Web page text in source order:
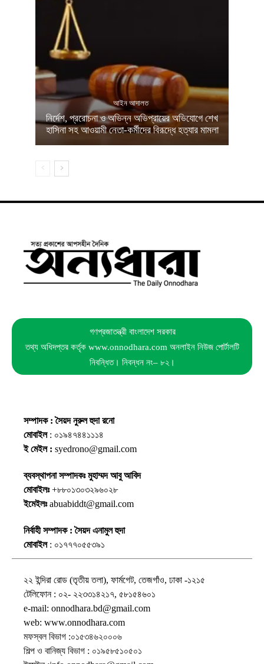
আইন আদালত
নির্দেশ, প্ররোচনা ও অভিন্ন অভিপ্রায়ের অভিযোগে শেখ
হাসিনা সহ আওয়ামী নেতা-কর্মীদের বিরূদ্ধে হত্যার মামলা
গণপ্রজাতন্ত্রী বাংলাদেশ সরকার
তথ্য অধিদপ্তর কর্তৃক www.onnodhara.com অনলাইন নিউজ পোর্টালটি
নিবন্ধিত। নিবন্ধন নং– ৮২।
সম্পাদক : সৈয়দ নুরুল হুদা রনো
মোবাইল: ০১৯৪৭৪৪১১১৪
ই মেইল : syedrono@gmail.com
ব্যবস্থাপনা সম্পাদকঃ মুহাম্মদ আবু আবিদ
মোবাইলঃ+৮৮০১৩০৩২৯৬০২৮
ইমেইলঃabuabiddt@gmail.com
নির্বাহী সম্পাদক : সৈয়দ এনামুল হুদা
মোবাইল: ০১৭৭৭০৫৫৩৯১
২২ ইন্দিরা রোড (তৃতীয় তলা), ফার্মগেট, তেজগাঁও, ঢাকা -১২১৫
টেলিফোন : ০২- ২২৩৩১৪২১৭, ৫৮১৫৪৬০১
e-mail: onnodhara.bd@gmail.com
web: www.onnodhara.com
মফস্বল বিভাগ :০১৫৩৪৬২০০০৬
শিল্প ও বানিজ্য বিভাগ : ০১৯৫৮৫১০৫০১